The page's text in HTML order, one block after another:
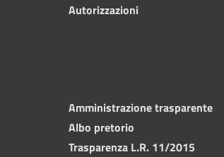
Autorizzazioni
Amministrazione trasparente
Albo pretorio
Trasparenza L.R. 11/2015